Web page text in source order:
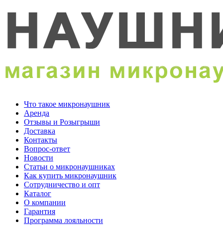
Что такое микронаушник
Аренда
Отзывы и Розыгрыши
Доставка
Контакты
Вопрос-ответ
Новости
Статьи о микронаушниках
Как купить микронаушник
Сотрудничество и опт
Каталог
О компании
Гарантия
Программа лояльности